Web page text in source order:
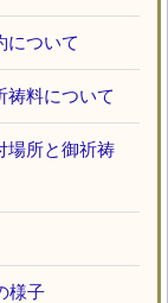
について
祷料について
場所と御祈祷
様子